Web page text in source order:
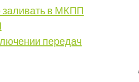
заливать в МКПП
передач